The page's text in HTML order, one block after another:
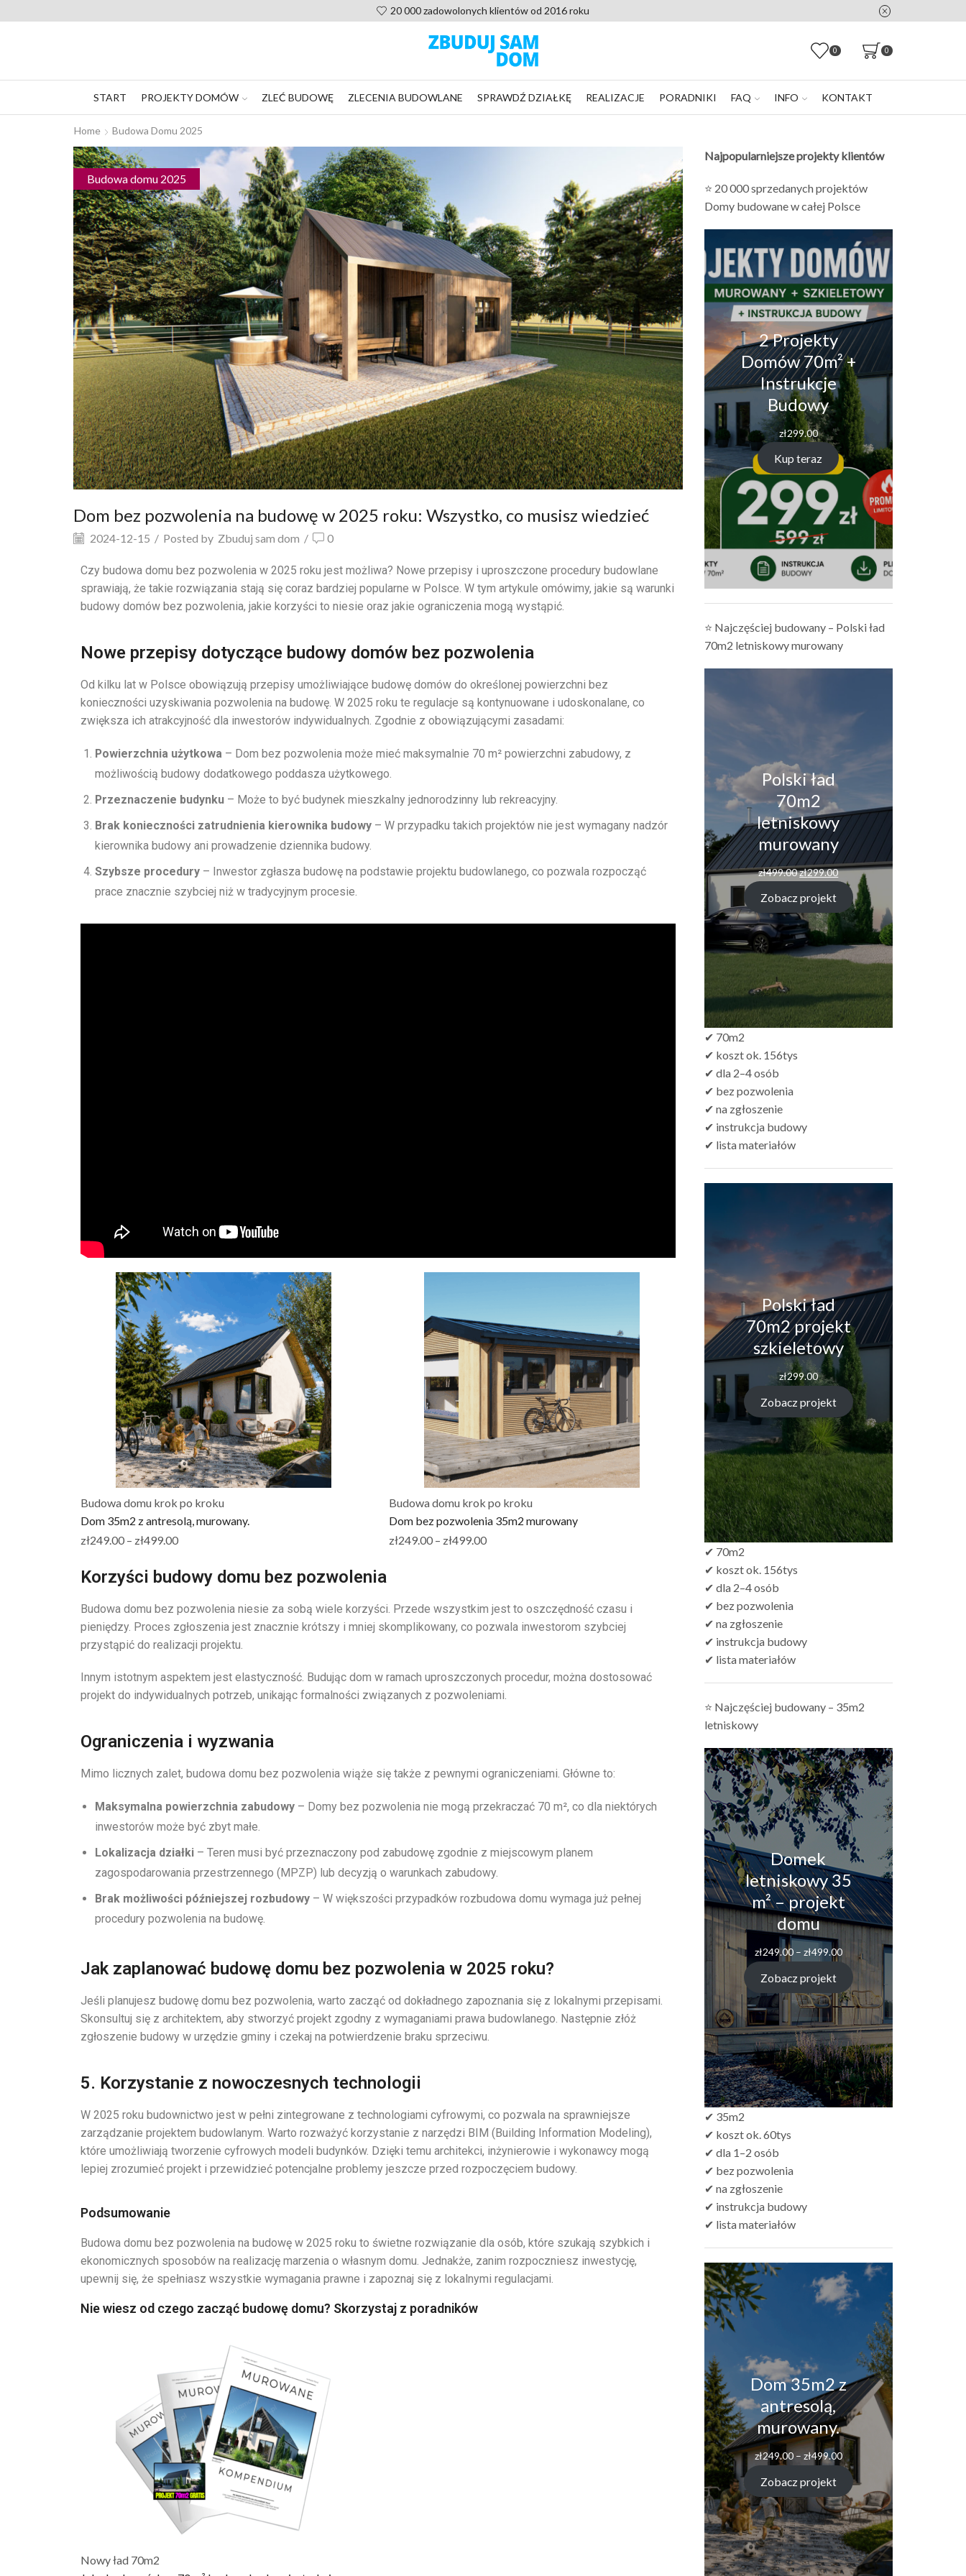
Pomoc po zakupie projektu, nie zostaniesz sam
0 0
START PROJEKTY DOMÓW ZLEĆ BUDOWĘ ZLECENIA BUDOWLANE SPRAWDŹ DZIAŁKĘ REALIZACJE PORADNIKI FAQ INFO KONTAKT
Home Budowa Domu 2025
Budowa domu 2025
Dom bez pozwolenia na budowę w 2025 roku: Wszystko, co musisz wiedzieć
2024-12-15 / Posted by Zbuduj sam dom / 0
Czy budowa domu bez pozwolenia w 2025 roku jest możliwa? Nowe przepisy i uproszczone procedury budowlane
sprawiają, że takie rozwiązania stają się coraz bardziej popularne w Polsce. W tym artykule omówimy, jakie są warunki
budowy domów bez pozwolenia, jakie korzyści to niesie oraz jakie ograniczenia mogą wystąpić.
Nowe przepisy dotyczące budowy domów bez pozwolenia
Od kilku lat w Polsce obowiązują przepisy umożliwiające budowę domów do określonej powierzchni bez
konieczności uzyskiwania pozwolenia na budowę. W 2025 roku te regulacje są kontynuowane i udoskonalane, co
zwiększa ich atrakcyjność dla inwestorów indywidualnych. Zgodnie z obowiązującymi zasadami:
Powierzchnia użytkowa – Dom bez pozwolenia może mieć maksymalnie 70 m² powierzchni zabudowy, z
możliwością budowy dodatkowego poddasza użytkowego.
Przeznaczenie budynku – Może to być budynek mieszkalny jednorodzinny lub rekreacyjny.
Brak konieczności zatrudnienia kierownika budowy – W przypadku takich projektów nie jest wymagany nadzór
kierownika budowy ani prowadzenie dziennika budowy.
Szybsze procedury – Inwestor zgłasza budowę na podstawie projektu budowlanego, co pozwala rozpocząć
prace znacznie szybciej niż w tradycyjnym procesie.
Budowa domu krok po kroku
Dom 35m2 z antresolą, murowany.
zł249.00 – zł499.00
Budowa domu krok po kroku
Dom bez pozwolenia 35m2 murowany
zł249.00 – zł499.00
Korzyści budowy domu bez pozwolenia
Budowa domu bez pozwolenia niesie za sobą wiele korzyści. Przede wszystkim jest to oszczędność czasu i
pieniędzy. Proces zgłoszenia jest znacznie krótszy i mniej skomplikowany, co pozwala inwestorom szybciej
przystąpić do realizacji projektu.
Innym istotnym aspektem jest elastyczność. Budując dom w ramach uproszczonych procedur, można dostosować
projekt do indywidualnych potrzeb, unikając formalności związanych z pozwoleniami.
Ograniczenia i wyzwania
Mimo licznych zalet, budowa domu bez pozwolenia wiąże się także z pewnymi ograniczeniami. Główne to:
Maksymalna powierzchnia zabudowy – Domy bez pozwolenia nie mogą przekraczać 70 m², co dla niektórych
inwestorów może być zbyt małe.
Lokalizacja działki – Teren musi być przeznaczony pod zabudowę zgodnie z miejscowym planem
zagospodarowania przestrzennego (MPZP) lub decyzją o warunkach zabudowy.
Brak możliwości późniejszej rozbudowy – W większości przypadków rozbudowa domu wymaga już pełnej
procedury pozwolenia na budowę.
Jak zaplanować budowę domu bez pozwolenia w 2025 roku?
Jeśli planujesz budowę domu bez pozwolenia, warto zacząć od dokładnego zapoznania się z lokalnymi przepisami.
Skonsultuj się z architektem, aby stworzyć projekt zgodny z wymaganiami prawa budowlanego. Następnie złóż
zgłoszenie budowy w urzędzie gminy i czekaj na potwierdzenie braku sprzeciwu.
5. Korzystanie z nowoczesnych technologii
W 2025 roku budownictwo jest w pełni zintegrowane z technologiami cyfrowymi, co pozwala na sprawniejsze
zarządzanie projektem budowlanym. Warto rozważyć korzystanie z narzędzi BIM (Building Information Modeling),
które umożliwiają tworzenie cyfrowych modeli budynków. Dzięki temu architekci, inżynierowie i wykonawcy mogą
lepiej zrozumieć projekt i przewidzieć potencjalne problemy jeszcze przed rozpoczęciem budowy.
Podsumowanie
Budowa domu bez pozwolenia na budowę w 2025 roku to świetne rozwiązanie dla osób, które szukają szybkich i
ekonomicznych sposobów na realizację marzenia o własnym domu. Jednakże, zanim rozpoczniesz inwestycję,
upewnij się, że spełniasz wszystkie wymagania prawne i zapoznaj się z lokalnymi regulacjami.
Nie wiesz od czego zacząć budowę domu? Skorzystaj z poradników
Nowy ład 70m2
Najpopularniejsze projekty klientów
⭐ 20 000 sprzedanych projektów
Domy budowane w całej Polsce
2 Projekty
Domów 70m² +
Instrukcje
Budowy
zł299.00
Kup teraz
⭐ Najczęściej budowany – Polski ład
70m2 letniskowy murowany
Polski ład
70m2
letniskowy
murowany
zł499.00zł299.00
Zobacz projekt
✔ 70m2
✔ koszt ok. 156tys
✔ dla 2–4 osób
✔ bez pozwolenia
✔ na zgłoszenie
✔ instrukcja budowy
✔ lista materiałów
Polski ład
70m2 projekt
szkieletowy
zł299.00
Zobacz projekt
✔ 70m2
✔ koszt ok. 156tys
✔ dla 2–4 osób
✔ bez pozwolenia
✔ na zgłoszenie
✔ instrukcja budowy
✔ lista materiałów
⭐ Najczęściej budowany – 35m2
letniskowy
Domek
letniskowy 35
m² – projekt
domu
zł249.00 – zł499.00
Zobacz projekt
✔ 35m2
✔ koszt ok. 60tys
✔ dla 1–2 osób
✔ bez pozwolenia
✔ na zgłoszenie
✔ instrukcja budowy
✔ lista materiałów
Dom 35m2 z
antresolą,
murowany.
zł249.00 – zł499.00
Zobacz projekt